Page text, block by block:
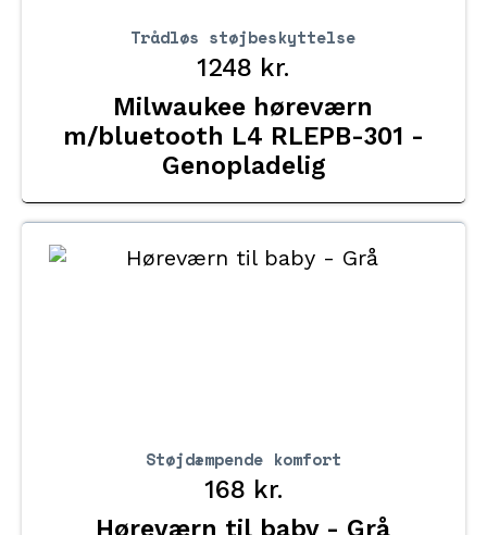
Trådløs støjbeskyttelse
Milwaukee høreværn
m/bluetooth L4 RLEPB-301 -
Genopladelig
1248 kr.
Støjdæmpende komfort
Høreværn til baby - Grå
168 kr.